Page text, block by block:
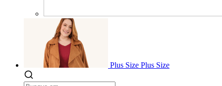
Plus Size Plus Size